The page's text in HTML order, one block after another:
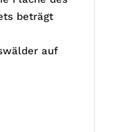
beträgt
auf